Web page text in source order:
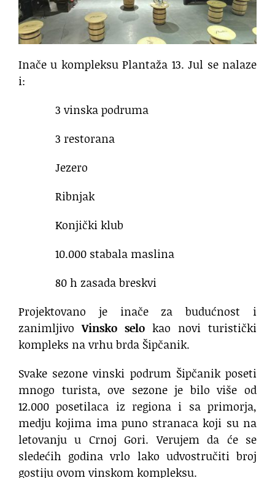
Inače u kompleksu Plantaža 13. Jul se nalaze
i:
3 vinska podruma
3 restorana
Jezero
Ribnjak
Konjički klub
10.000 stabala maslina
80 h zasada breskvi
Projektovano je inače za budućnost i
zanimljivoVinsko selo kao novi turistički
kompleks na vrhu brda Šipčanik.
Svake sezone vinski podrum Šipčanik poseti
mnogo turista, ove sezone je bilo više od
12.000 posetilaca iz regiona i sa primorja,
medju kojima ima puno stranaca koji su na
letovanju u Crnoj Gori. Verujem da će se
sledećih godina vrlo lako udvostručiti broj
gostiju ovom vinskom kompleksu.